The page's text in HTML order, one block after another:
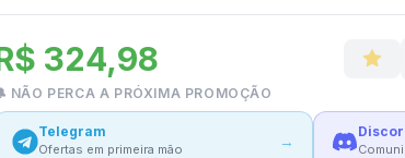
324,98
NÃO PERCA A PRÓXIMA PROMOÇÃO
Telegram
Ofertas em primeira mão →